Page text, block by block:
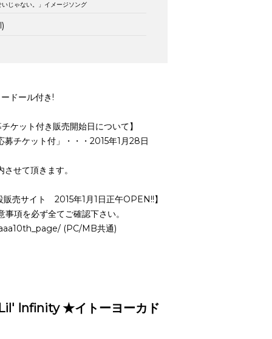
じゃない。」イメージソング
ドール付き!
ット付き販売開始日について】
チケット付」・・・2015年1月28日
せて頂きます。
販売サイト 2015年1月1日正午OPEN!!】
項を必ず全てご確認下さい。
(PC/MB共通)
Lil' Infinity ★イトーヨーカド